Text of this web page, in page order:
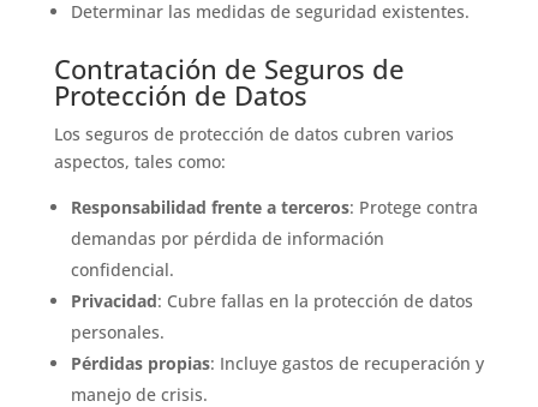
Determinar las medidas de seguridad existentes.
Contratación de Seguros de
Protección de Datos
Los seguros de protección de datos cubren varios
aspectos, tales como:
Responsabilidad frente a terceros: Protege contra
demandas por pérdida de información
confidencial.
Privacidad: Cubre fallas en la protección de datos
personales.
Pérdidas propias: Incluye gastos de recuperación y
manejo de crisis.